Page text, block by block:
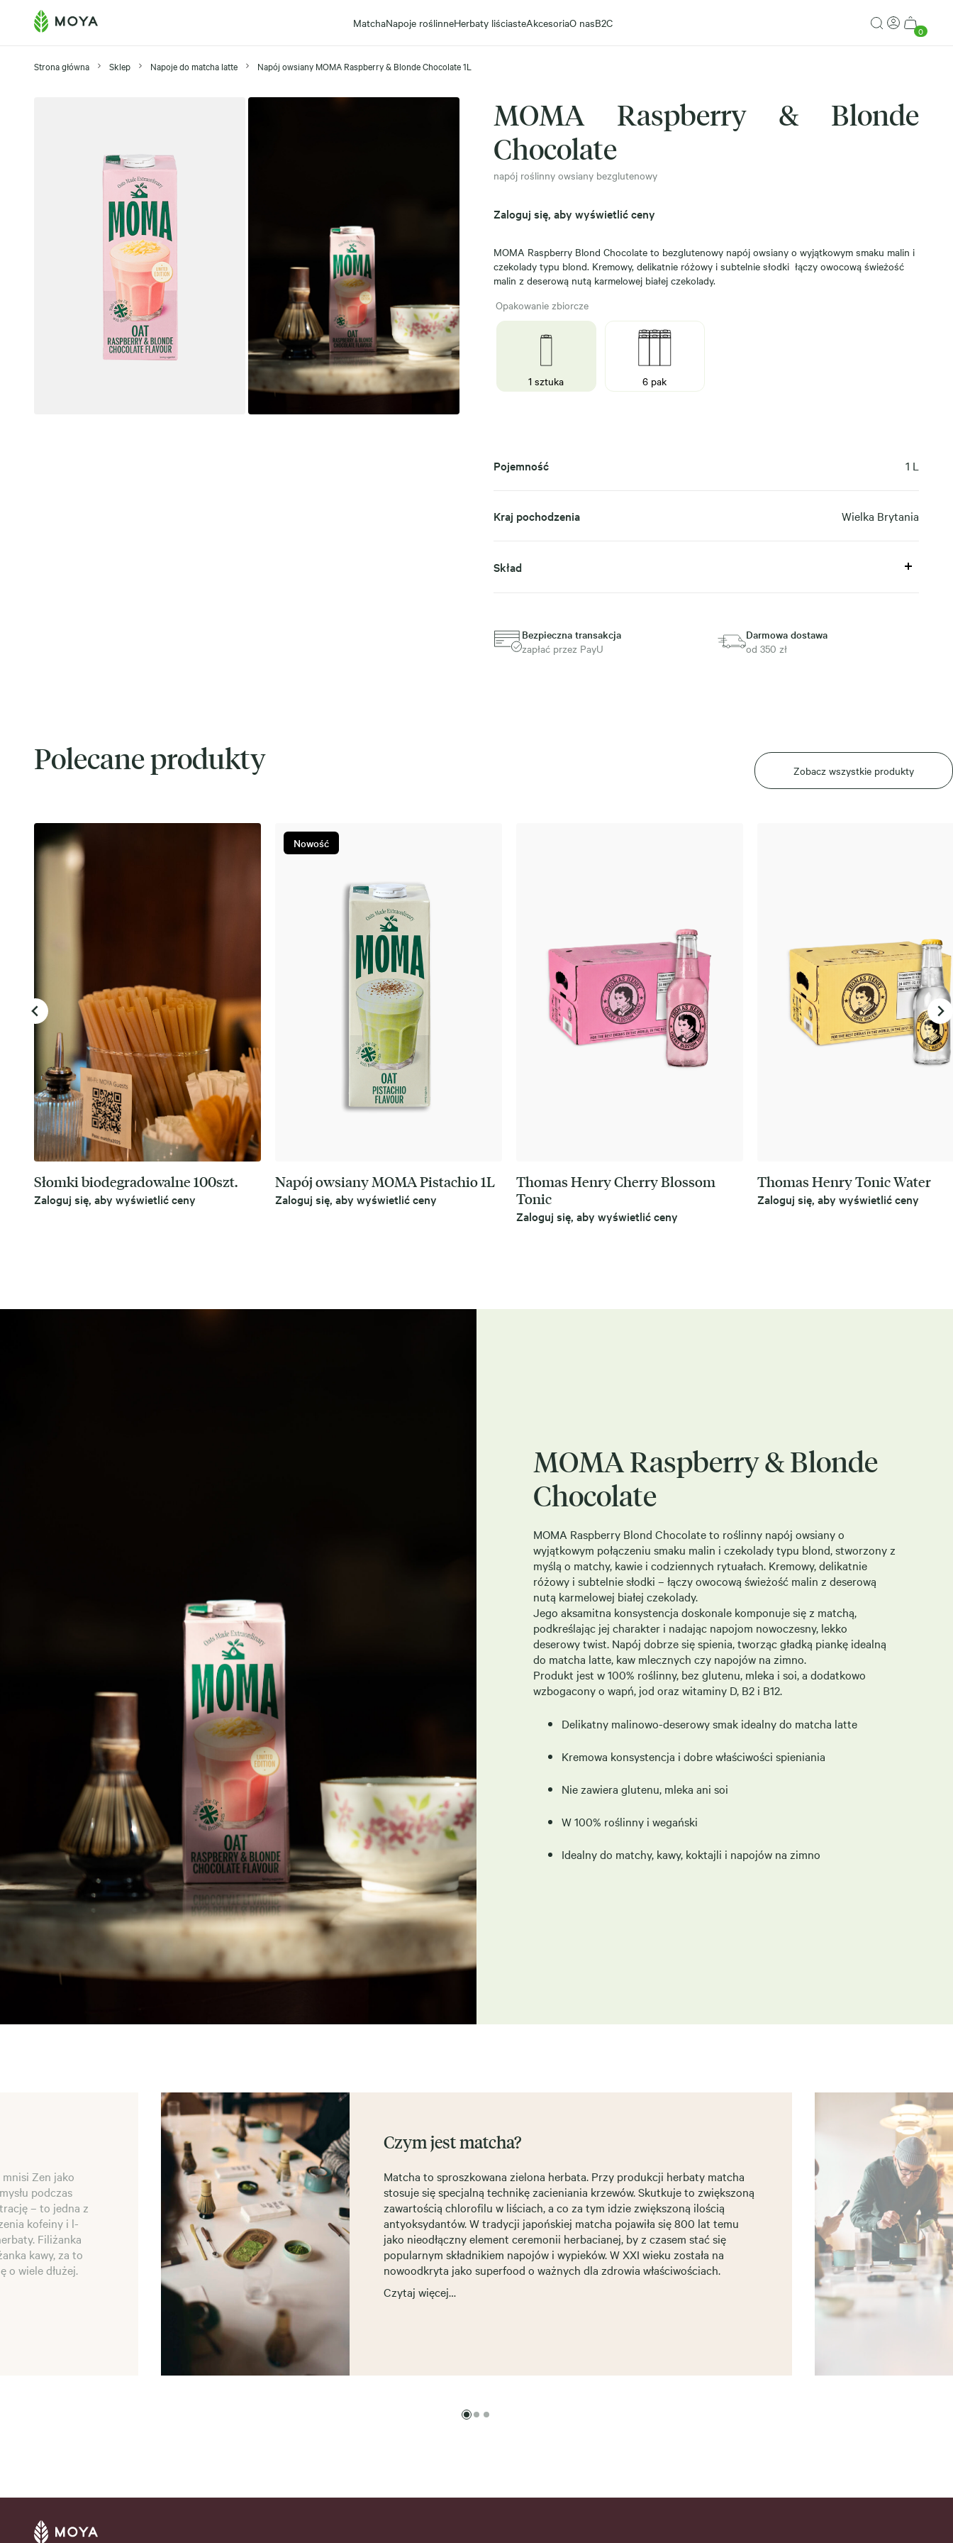
MatchaNapoje roślinneHerbaty liściasteAkcesoriaO nasB2C
0
Strona główna Sklep Napoje do matcha latte Napój owsiany MOMA Raspberry & Blonde Chocolate 1L
MOMA Raspberry & Blonde
Chocolate
napój roślinny owsiany bezglutenowy
Zaloguj się, aby wyświetlić ceny
MOMA Raspberry Blond Chocolate to bezglutenowy napój owsiany o wyjątkowym smaku malin i
czekolady typu blond. Kremowy, delikatnie różowy i subtelnie słodki łączy owocową świeżość
malin z deserową nutą karmelowej białej czekolady.
Opakowanie zbiorcze
1 sztuka 6 pak
Pojemność 1 L
Kraj pochodzenia Wielka Brytania
Skład
Bezpieczna transakcja
zapłać przez PayU
Darmowa dostawa
od 350 zł
Polecane produkty Zobacz wszystkie produkty
Słomki biodegradowalne 100szt.
Zaloguj się, aby wyświetlić ceny
Nowość
Napój owsiany MOMA Pistachio 1L
Zaloguj się, aby wyświetlić ceny
Thomas Henry Cherry Blossom
Tonic
Zaloguj się, aby wyświetlić ceny
Thomas Henry Tonic Water
Zaloguj się, aby wyświetlić ceny
MOMA Raspberry & Blonde
Chocolate
MOMA Raspberry Blond Chocolate to roślinny napój owsiany o
wyjątkowym połączeniu smaku malin i czekolady typu blond, stworzony z
myślą o matchy, kawie i codziennych rytuałach. Kremowy, delikatnie
różowy i subtelnie słodki – łączy owocową świeżość malin z deserową
nutą karmelowej białej czekolady.
Jego aksamitna konsystencja doskonale komponuje się z matchą,
podkreślając jej charakter i nadając napojom nowoczesny, lekko
deserowy twist. Napój dobrze się spienia, tworząc gładką piankę idealną
do matcha latte, kaw mlecznych czy napojów na zimno.
Produkt jest w 100% roślinny, bez glutenu, mleka i soi, a dodatkowo
wzbogacony o wapń, jod oraz witaminy D, B2 i B12.
Delikatny malinowo-deserowy smak idealny do matcha latte
Kremowa konsystencja i dobre właściwości spieniania
Nie zawiera glutenu, mleka ani soi
W 100% roślinny i wegański
Idealny do matchy, kawy, koktajli i napojów na zimno
Zen jako
podczas
– to jedna z
kofeiny i l-
Filiżanka
kawy, za to
o wiele dłużej.
Czym jest matcha?
Matcha to sproszkowana zielona herbata. Przy produkcji herbaty matcha
stosuje się specjalną technikę zacieniania krzewów. Skutkuje to zwiększoną
zawartością chlorofilu w liściach, a co za tym idzie zwiększoną ilością
antyoksydantów. W tradycji japońskiej matcha pojawiła się 800 lat temu
jako nieodłączny element ceremonii herbacianej, by z czasem stać się
popularnym składnikiem napojów i wypieków. W XXI wieku została na
nowoodkryta jako superfood o ważnych dla zdrowia właściwościach.
Czytaj więcej…